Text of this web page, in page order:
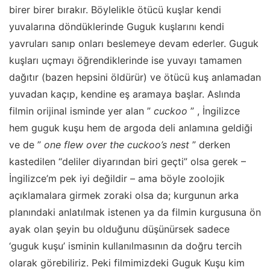
birer birer bırakır. Böylelikle ötücü kuşlar kendi
yuvalarına döndüklerinde Guguk kuşlarını kendi
yavruları sanıp onları beslemeye devam ederler. Guguk
kuşları uçmayı öğrendiklerinde ise yuvayı tamamen
dağıtır (bazen hepsini öldürür) ve ötücü kuş anlamadan
yuvadan kaçıp, kendine eş aramaya başlar. Aslında
filmin orijinal isminde yer alan ” cuckoo ” , İngilizce
hem guguk kuşu hem de argoda deli anlamına geldiği
ve de ” one flew over the cuckoo’s nest ” derken
kastedilen “deliler diyarından biri geçti” olsa gerek –
İngilizce’m pek iyi değildir – ama böyle zoolojik
açıklamalara girmek zoraki olsa da; kurgunun arka
planındaki anlatılmak istenen ya da filmin kurgusuna ön
ayak olan şeyin bu olduğunu düşünürsek sadece
‘guguk kuşu’ isminin kullanılmasının da doğru tercih
olarak görebiliriz. Peki filmimizdeki Guguk Kuşu kim